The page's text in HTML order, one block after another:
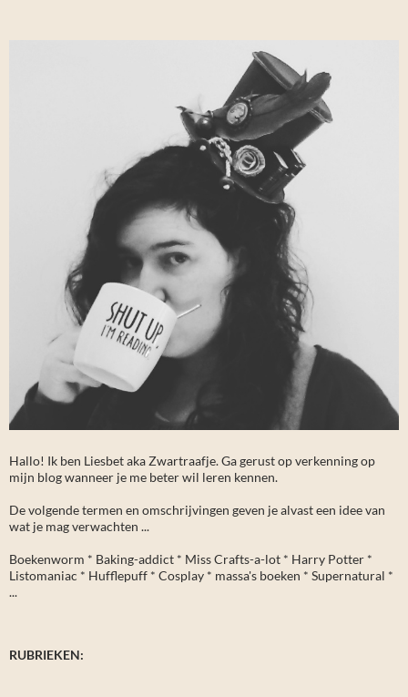
Hallo! Ik ben Liesbet aka Zwartraafje. Ga gerust op verkenning op
mijn blog wanneer je me beter wil leren kennen.
De volgende termen en omschrijvingen geven je alvast een idee van
wat je mag verwachten ...
Boekenworm * Baking-addict * Miss Crafts-a-lot * Harry Potter *
Listomaniac * Hufflepuff * Cosplay * massa's boeken * Supernatural *
...
RUBRIEKEN: